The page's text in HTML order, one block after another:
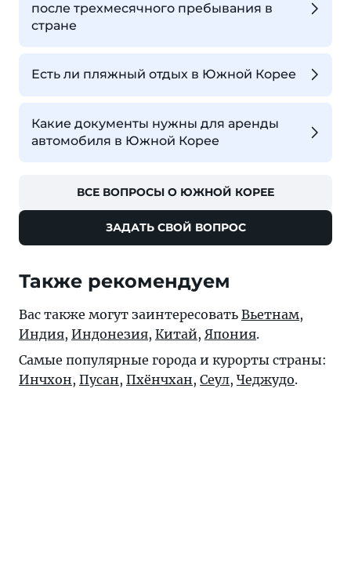
после трехмесячного пребывания в
стране
Есть ли пляжный отдых в Южной Корее
Какие документы нужны для аренды
автомобиля в Южной Корее
ВСЕ ВОПРОСЫ О ЮЖНОЙ КОРЕЕ
ЗАДАТЬ СВОЙ ВОПРОС
Также рекомендуем
Вас также могут заинтересовать Вьетнам,
Индия, Индонезия, Китай, Япония.
Самые популярные города и курорты страны:
Инчхон, Пусан, Пхёнчхан, Сеул, Чеджудо.